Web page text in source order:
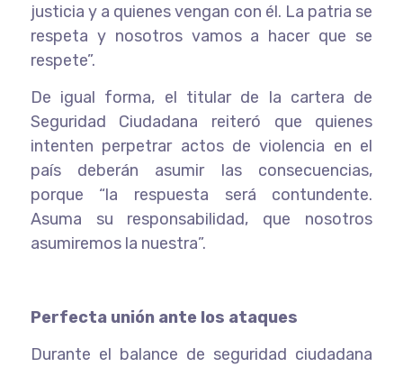
justicia y a quienes vengan con él. La patria se
respeta y nosotros vamos a hacer que se
respete”.
De igual forma, el titular de la cartera de
Seguridad Ciudadana reiteró que quienes
intenten perpetrar actos de violencia en el
país deberán asumir las consecuencias,
porque “la respuesta será contundente.
Asuma su responsabilidad, que nosotros
asumiremos la nuestra”.
Perfecta unión ante los ataques
Durante el balance de seguridad ciudadana